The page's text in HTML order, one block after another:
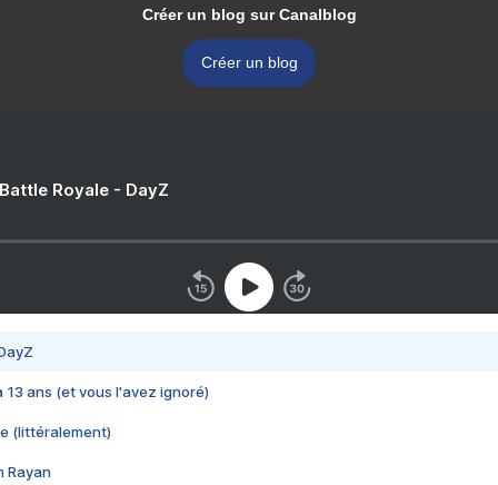
Créer un blog sur Canalblog
Créer un blog
Royale - DayZ
13 ans (et vous l'avez ignoré)
(littéralement)
Rayan